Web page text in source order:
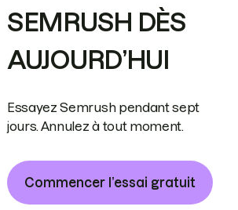
SEMRUSH DÈS
AUJOURD’HUI
Essayez Semrush pendant sept
jours. Annulez à tout moment.
Commencer l’essai gratuit